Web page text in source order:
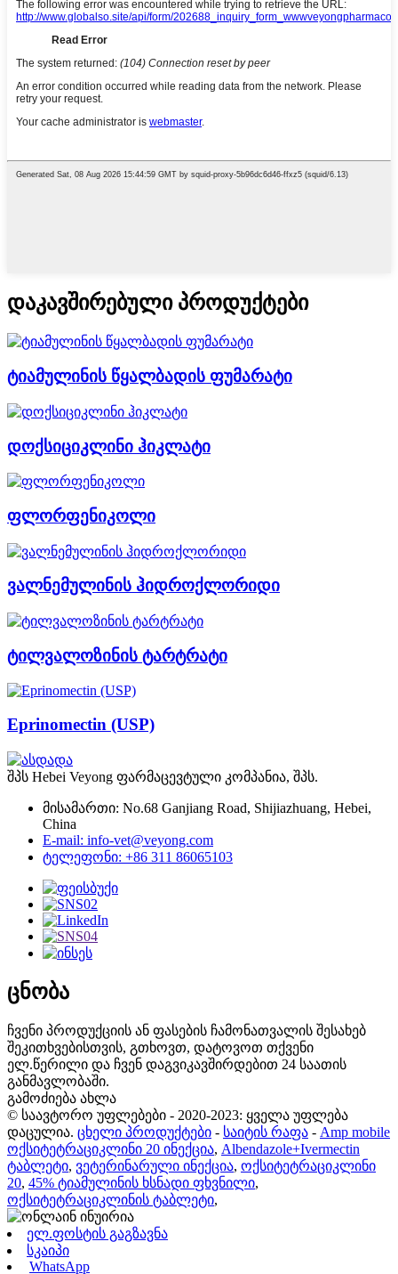
დაკავშირებული პროდუქტები
ტიამულინის წყალბადის ფუმარატი
დოქსიციკლინი ჰიკლატი
ფლორფენიკოლი
ვალნემულინის ჰიდროქლორიდი
ტილვალოზინის ტარტრატი
Eprinomectin (USP)
შპს Hebei Veyong ფარმაცევტული კომპანია, შპს.
მისამართი: No.68 Ganjiang Road, Shijiazhuang, Hebei,
China
E-mail: info-vet@veyong.com
ტელეფონი: +86 311 86065103
ცნობა
ჩვენი პროდუქციის ან ფასების ჩამონათვალის შესახებ
შეკითხვებისთვის, გთხოვთ, დატოვოთ თქვენი
ელ.წერილი და ჩვენ დაგვიკავშირდებით 24 საათის
განმავლობაში.
გამოძიება ახლა
© საავტორო უფლებები - 2020-2023: ყველა უფლება
დაცულია. ცხელი პროდუქტები - საიტის რაფა - Amp mobile
ოქსიტეტრაციკლინი 20 ინექცია, Albendazole+Ivermectin
ტაბლეტი, ვეტერინარული ინექცია, ოქსიტეტრაციკლინი
20, 45% ტიამულინის ხსნადი ფხვნილი,
ოქსიტეტრაციკლინის ტაბლეტი,
ელ.ფოსტის გაგზავნა
სკაიპი
WhatsApp